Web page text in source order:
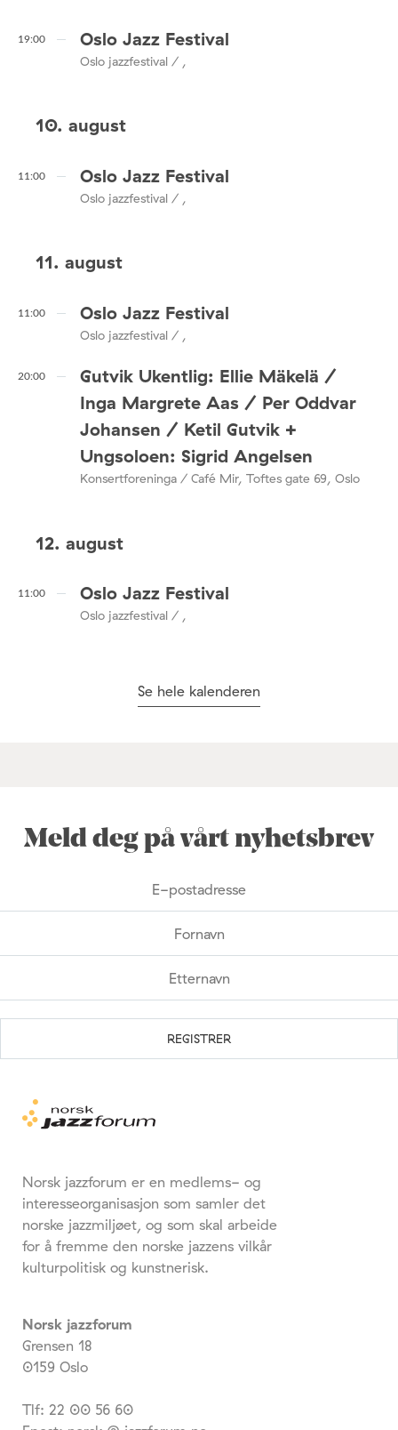
19:00 Oslo Jazz Festival
Oslo jazzfestival / ,
10. august
11:00 Oslo Jazz Festival
Oslo jazzfestival / ,
11. august
11:00 Oslo Jazz Festival
Oslo jazzfestival / ,
20:00
Gutvik Ukentlig: Ellie Mäkelä /
Inga Margrete Aas / Per Oddvar
Johansen / Ketil Gutvik +
Ungsoloen: Sigrid Angelsen
Konsertforeninga / Café Mir, Toftes gate 69, Oslo
12. august
11:00 Oslo Jazz Festival
Oslo jazzfestival / ,
Se hele kalenderen
Meld deg på vårt nyhetsbrev
Norsk jazzforum er en medlems- og
interesseorganisasjon som samler det
norske jazzmiljøet, og som skal arbeide
for å fremme den norske jazzens vilkår
kulturpolitisk og kunstnerisk.
Norsk jazzforum
Grensen 18
0159 Oslo
Tlf: 22 00 56 60